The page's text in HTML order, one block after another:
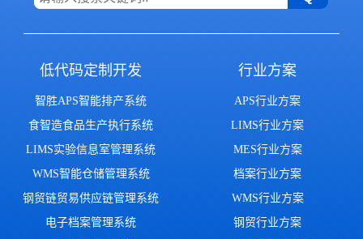
低代码定制开发
智胜APS智能排产系统
食智造食品生产执行系统
LIMS实验信息室管理系统
WMS智能仓储管理系统
钢贸链贸易供应链管理系统
电子档案管理系统
行业方案
APS行业方案
LIMS行业方案
MES行业方案
档案行业方案
WMS行业方案
钢贸行业方案